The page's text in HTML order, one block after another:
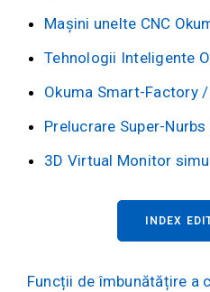
Mașini unelte CNC
Tehnologii Inteligente
Okuma Smart-Factory
Prelucrare Super-
3D Virtual Monitor
INDEX
Funcții de îmbunătățire a